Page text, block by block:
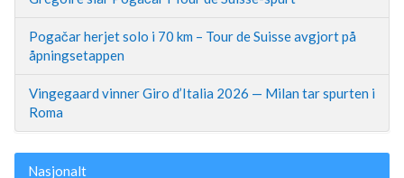
Pogačar herjet solo i 70 km – Tour de Suisse avgjort på
åpningsetappen
Vingegaard vinner Giro d’Italia 2026 — Milan tar spurten i
Roma
Nasjonalt